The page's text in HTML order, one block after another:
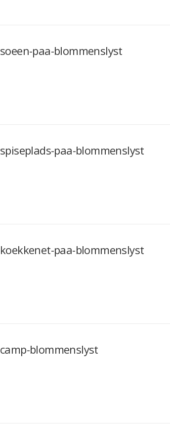
soeen-paa-blommenslyst
spiseplads-paa-blommenslyst
koekkenet-paa-blommenslyst
camp-blommenslyst